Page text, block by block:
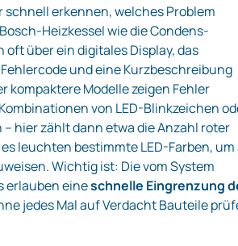
schnell erkennen, welches Problem
Heizkessel wie die Condens-
oft über ein digitales Display, das
und eine Kurzbeschreibung
kompaktere Modelle zeigen Fehler
von LED-Blinkzeichen
hier zählt dann etwa die Anzahl roter
leuchten bestimmte LED-Farben,
Wichtig ist: Die vom System
erlauben eineschnelle Eingrenzung
jedes Mal auf Verdacht Bauteile